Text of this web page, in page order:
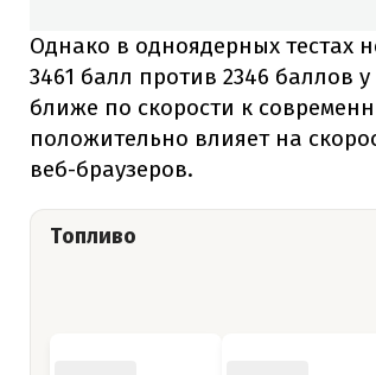
Однако в одноядерных тестах
3461 балл против 2346 баллов
ближе по скорости к
положительно влияет на
веб-браузеров.
Топливо